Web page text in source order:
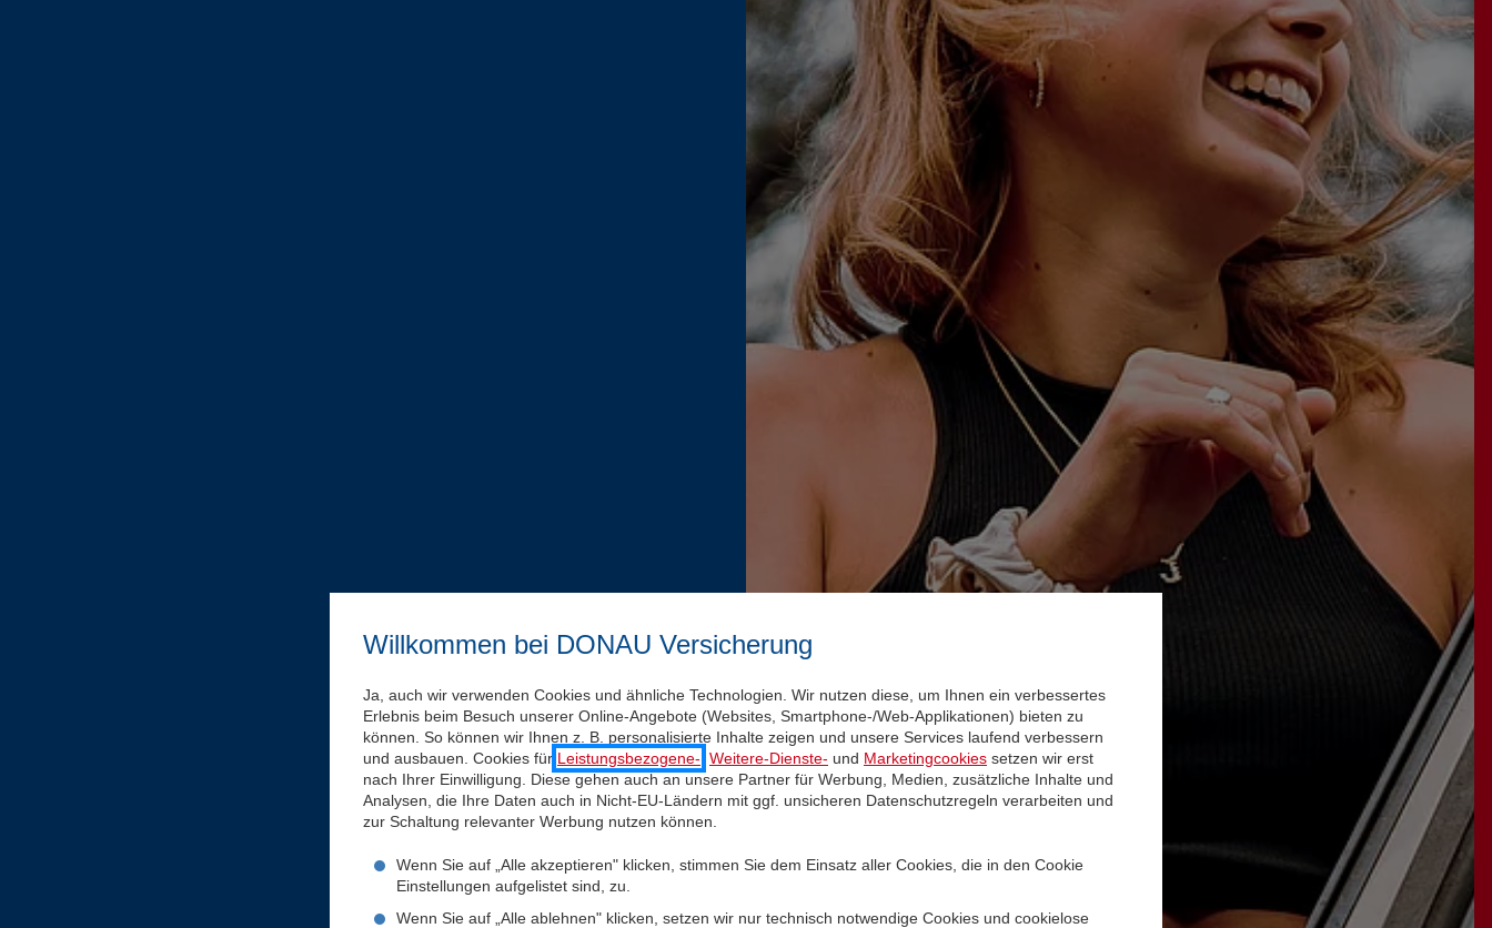
Willkommen bei DONAU Versicherung
Ja, auch wir verwenden Cookies und ähnliche Technologien. Wir nutzen diese, um Ihnen ein verbessertes
Erlebnis beim Besuch unserer Online-Angebote (Websites, Smartphone-/Web-Applikationen) bieten zu
können. So können wir Ihnen z. B. personalisierte Inhalte zeigen und unsere Services laufend verbessern
und ausbauen. Cookies für Leistungsbezogene- Weitere-Dienste- und Marketingcookies setzen wir erst
nach Ihrer Einwilligung. Diese gehen auch an unsere Partner für Werbung, Medien, zusätzliche Inhalte und
Analysen, die Ihre Daten auch in Nicht-EU-Ländern mit ggf. unsicheren Datenschutzregeln verarbeiten und
zur Schaltung relevanter Werbung nutzen können.
Wenn Sie auf „Alle akzeptieren" klicken, stimmen Sie dem Einsatz aller Cookies, die in den Cookie
Einstellungen aufgelistet sind, zu.
Wenn Sie auf „Alle ablehnen" klicken, setzen wir nur technisch notwendige Cookies und cookielose